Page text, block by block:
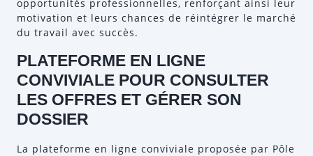
opportunités professionnelles, renforçant ainsi leur
motivation et leurs chances de réintégrer le marché
du travail avec succès.
PLATEFORME EN LIGNE
CONVIVIALE POUR CONSULTER
LES OFFRES ET GÉRER SON
DOSSIER
La plateforme en ligne conviviale proposée par Pôle